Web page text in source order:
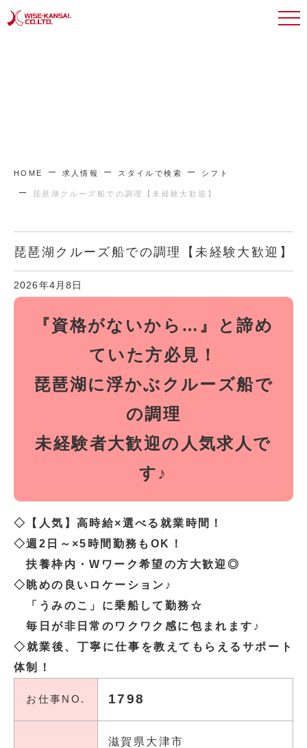
HOME 求人情報 スタイルで検索 シフト
琵琶湖クルーズ船での調理【未経験大歓迎】
琵琶湖クルーズ船での調理【未経験大歓迎】
2026年4月8日
『資格がないから…』と諦め
ていた方必見！
琵琶湖に浮かぶクルーズ船で
の調理
未経験者大歓迎の人気求人で
す♪
◇【人気】高時給×選べる就業時間！
◇週2日～×5時間勤務もOK！
扶養枠内・Wワーク希望の方大歓迎◎
◇眺めの良いロケーション♪
「うみのこ」に乗船して勤務☆
毎日が非日常のワクワク感に包まれます♪
◇就業後、丁寧に仕事を教えてもらえるサポート
体制！
お仕事NO. 1798
滋賀県大津市